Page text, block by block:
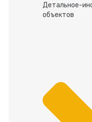
Детальное-
объектов